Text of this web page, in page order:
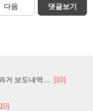
다음 댓글보기
보도내역.... [10]